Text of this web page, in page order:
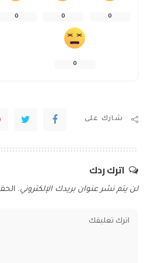
0
0
0
0
شارك على
اترك ردك
لن يتم نشر عنوان بريدك الإلكتروني.